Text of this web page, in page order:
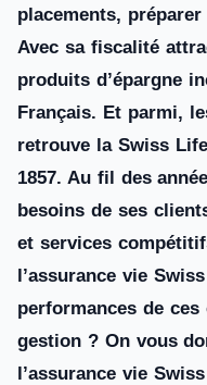
placements,
Avec sa fiscalité
produits d’épargne
Français. Et parmi,
retrouve la Swiss
1857. Au fil des
besoins de ses
et services
l’assurance vie
performances de
gestion ? On vous
l’assurance vie